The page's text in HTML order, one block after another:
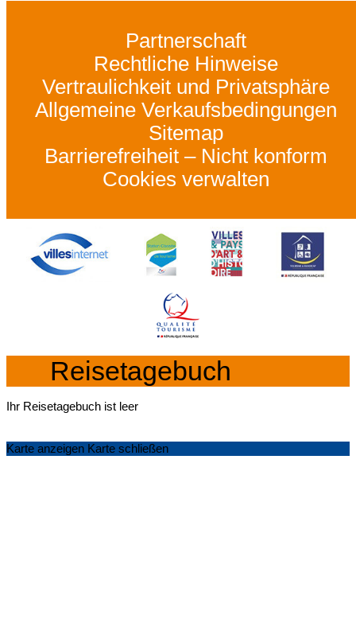
Partnerschaft
Rechtliche Hinweise
Vertraulichkeit und Privatsphäre
Allgemeine Verkaufsbedingungen
Sitemap
Barrierefreiheit – Nicht konform
Cookies verwalten
Reisetagebuch
Ihr Reisetagebuch ist leer
Karte anzeigen Karte schließen